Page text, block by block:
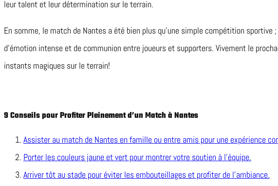
leur talent et leur détermination sur le terrain.
En somme, le match de Nantes a été bien plus qu’une simple compétition sportive
d’émotion intense et de communion entre joueurs et supporters. Vivement le
instants magiques sur le terrain!
9 Conseils pour Profiter Pleinement d’un Match à Nantes
Assister au match de Nantes en famille ou entre amis pour une expérience
Porter les couleurs jaune et vert pour montrer votre soutien à l’équipe.
Arriver tôt au stade pour éviter les embouteillages et profiter de l’ambiance.